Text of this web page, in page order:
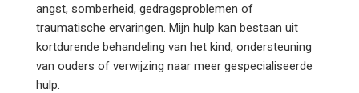
angst, somberheid, gedragsproblemen of
traumatische ervaringen. Mijn hulp kan bestaan uit
kortdurende behandeling van het kind, ondersteuning
van ouders of verwijzing naar meer gespecialiseerde
hulp.